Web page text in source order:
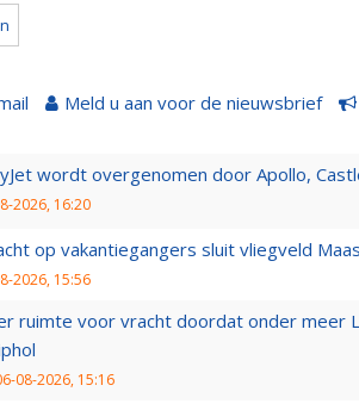
Meld u aan voor de nieuwsbrief
wordt overgenomen door Apollo,
2026, 16:20
op vakantiegangers sluit vliegveld
2026, 15:56
ruimte voor vracht doordat onder meer
08-2026, 15:16